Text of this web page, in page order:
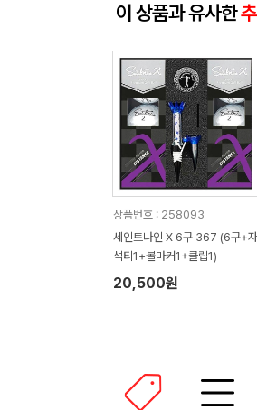
이 상품과 유사한
상품번호 : 258093
세인트나인 X 6구 367 (6구+자
석티1+볼마커1+클립1)
20,500원